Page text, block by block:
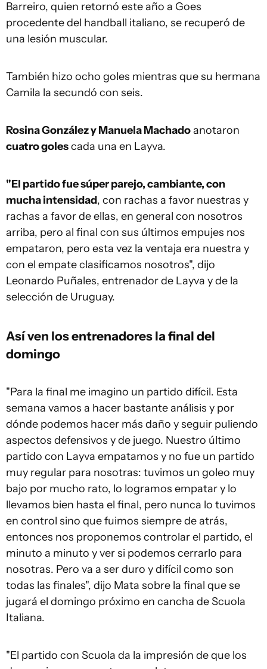
Barreiro, quien retornó este año a Goes
procedente del handball italiano, se recuperó de
una lesión muscular.
También hizo ocho goles mientras que su hermana
Camila la secundó con seis.
Rosina González y Manuela Machadoanotaron
cuatro golescada una en Layva.
"El partido fue súper parejo, cambiante, con
mucha intensidad, con rachas a favor nuestras y
rachas a favor de ellas, en general con nosotros
arriba, pero al final con sus últimos empujes nos
empataron, pero esta vez la ventaja era nuestra y
con el empate clasificamos nosotros", dijo
Leonardo Puñales, entrenador de Layva y de la
selección de Uruguay.
Así ven los entrenadores la final del
domingo
"Para la final me imagino un partido difícil. Esta
semana vamos a hacer bastante análisis y por
dónde podemos hacer más daño y seguir puliendo
aspectos defensivos y de juego. Nuestro último
partido con Layva empatamos y no fue un partido
muy regular para nosotras: tuvimos un goleo muy
bajo por mucho rato, lo logramos empatar y lo
llevamos bien hasta el final, pero nunca lo tuvimos
en control sino que fuimos siempre de atrás,
entonces nos proponemos controlar el partido, el
minuto a minuto y ver si podemos cerrarlo para
nosotras. Pero va a ser duro y difícil como son
todas las finales", dijo Mata sobre la final que se
jugará el domingo próximo en cancha de Scuola
Italiana.
"El partido con Scuola da la impresión de que los